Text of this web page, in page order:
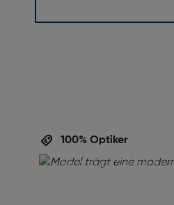
100% Optiker
Ihre Augen verdienen
jetzt einen Termin für